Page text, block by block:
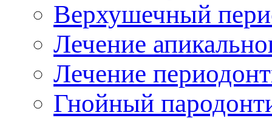
ерхушечный
Лечение
Лечение
Гнойный